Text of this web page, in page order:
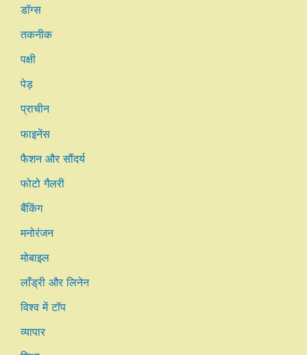
डॉग्स
तकनीक
पक्षी
पेड़
प्राचीन
फाइनेंस
फैशन और सौंदर्य
फोटो गैलरी
बैंकिंग
मनोरंजन
मोबाइल
लाँड्री और लिनेन
विश्व में टॉप
व्यापार